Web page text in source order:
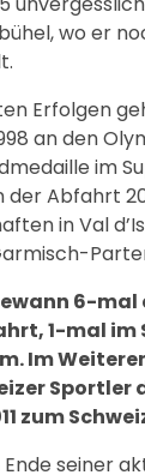
wo er
Erfolgen
an den
im
der Abfahrt
in Val
6-
1-mal im
Im
zum
seiner